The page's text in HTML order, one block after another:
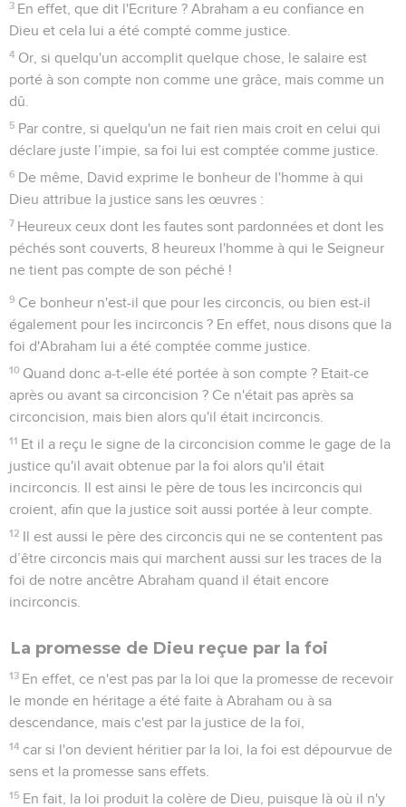
3 En effet, que dit l'Ecriture ? Abraham a eu confiance en
Dieu et cela lui a été compté comme justice.
4 Or, si quelqu'un accomplit quelque chose, le salaire est
porté à son compte non comme une grâce, mais comme un
dû.
5 Par contre, si quelqu'un ne fait rien mais croit en celui qui
déclare juste l’impie, sa foi lui est comptée comme justice.
6 De même, David exprime le bonheur de l'homme à qui
Dieu attribue la justice sans les œuvres :
7 Heureux ceux dont les fautes sont pardonnées et dont les
péchés sont couverts, 8 heureux l'homme à qui le Seigneur
ne tient pas compte de son péché !
9 Ce bonheur n'est-il que pour les circoncis, ou bien est-il
également pour les incirconcis ? En effet, nous disons que la
foi d'Abraham lui a été comptée comme justice.
10 Quand donc a-t-elle été portée à son compte ? Etait-ce
après ou avant sa circoncision ? Ce n'était pas après sa
circoncision, mais bien alors qu'il était incirconcis.
11 Et il a reçu le signe de la circoncision comme le gage de la
justice qu'il avait obtenue par la foi alors qu'il était
incirconcis. Il est ainsi le père de tous les incirconcis qui
croient, afin que la justice soit aussi portée à leur compte.
12 Il est aussi le père des circoncis qui ne se contentent pas
d’être circoncis mais qui marchent aussi sur les traces de la
foi de notre ancêtre Abraham quand il était encore
incirconcis.
La promesse de Dieu reçue par la foi
13 En effet, ce n'est pas par la loi que la promesse de recevoir
le monde en héritage a été faite à Abraham ou à sa
descendance, mais c'est par la justice de la foi,
14 car si l'on devient héritier par la loi, la foi est dépourvue de
sens et la promesse sans effets.
15 En fait, la loi produit la colère de Dieu, puisque là où il n'y